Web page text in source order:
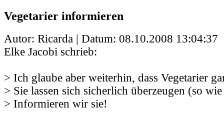
Vegetarier informieren
Autor: Ricarda | Datum: 08.10.2008 13:04:37
Elke Jacobi schrieb:
> Ich glaube aber weiterhin, dass Vegetarier
> Sie lassen sich sicherlich überzeugen (so
> Informieren wir sie!